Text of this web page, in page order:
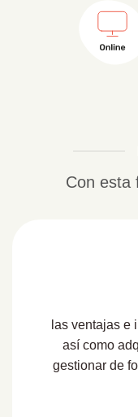
Con esta
las ventajas e
así como
gestionar de